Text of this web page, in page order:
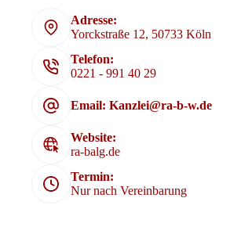
Adresse:
Yorckstraße 12, 50733 Köln
Telefon:
0221 - 991 40 29
Email: Kanzlei@ra-b-w.de
Website:
ra-balg.de
Termin:
Nur nach Vereinbarung